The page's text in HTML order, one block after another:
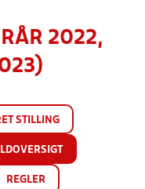
2022,
STILLING
REGLER